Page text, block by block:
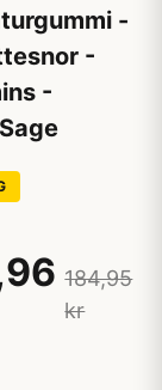
-
-
-
184,95
kr